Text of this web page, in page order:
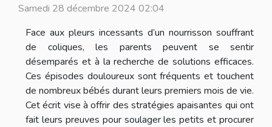
Samedi 28 décembre 2024 02:04
Face aux pleurs incessants d’un nourrisson souffrant
de coliques, les parents peuvent se sentir
désemparés et à la recherche de solutions efficaces.
Ces épisodes douloureux sont fréquents et touchent
de nombreux bébés durant leurs premiers mois de vie.
Cet écrit vise à offrir des stratégies apaisantes qui ont
fait leurs preuves pour soulager les petits et procurer